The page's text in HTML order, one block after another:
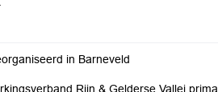
in Barneveld
Rijn & Gelderse Vallei